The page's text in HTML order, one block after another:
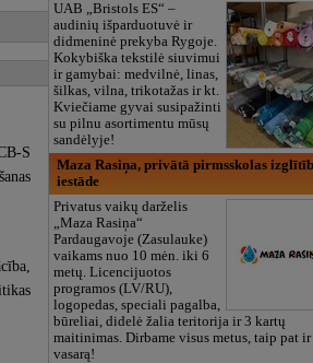
S
UAB „Bristols ES“ –
audinių išparduotuvė ir
didmeninė prekyba Rygoje.
Kokybiška tekstilė siuvimui
ir gamybai: medvilnė, linas,
šilkas, vilna, trikotažas ir kt.
Kviečiame gyvai susipažinti
su pilnu asortimentu mūsų
sandėlyje!
Maza Rasiņa, privātā pirmsskolas
iestāde
Privatus vaikų darželis
„Maza Rasiņa“
Pardaugavoje (Zasulauke)
vaikams nuo 10 mėn. iki 6
metų. Licencijuotos
programos (LV/RU),
logopedas, speciali pagalba,
būreliai, didelė žalia teritorija ir 3 kartų
maitinimas. Dirbame visus metus, taip pat ir
vasarą!